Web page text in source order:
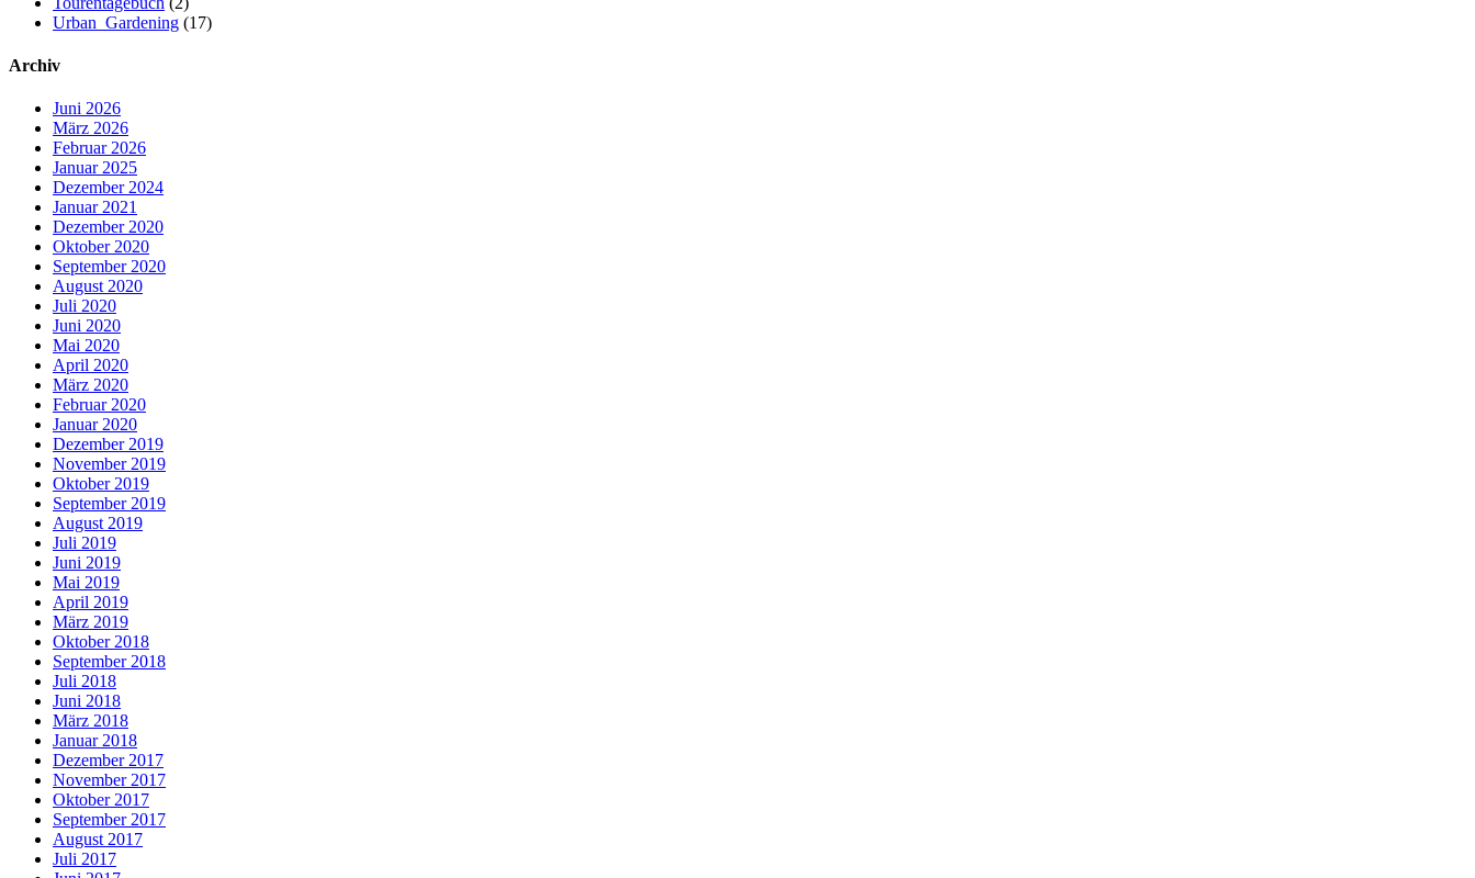
Urban_Gardening (17)
Archiv
Juni 2026
März 2026
Februar 2026
Januar 2025
Dezember 2024
Januar 2021
Dezember 2020
Oktober 2020
September 2020
August 2020
Juli 2020
Juni 2020
Mai 2020
April 2020
März 2020
Februar 2020
Januar 2020
Dezember 2019
November 2019
Oktober 2019
September 2019
August 2019
Juli 2019
Juni 2019
Mai 2019
April 2019
März 2019
Oktober 2018
September 2018
Juli 2018
Juni 2018
März 2018
Januar 2018
Dezember 2017
November 2017
Oktober 2017
September 2017
August 2017
Juli 2017